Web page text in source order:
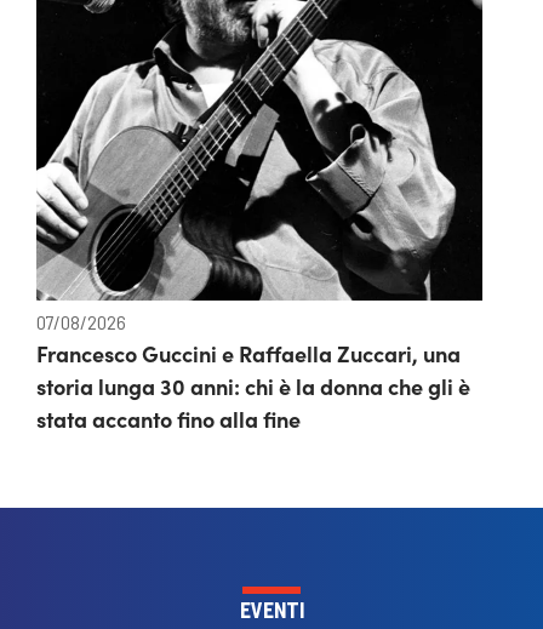
07/08/2026
Francesco Guccini e Raffaella Zuccari, una
storia lunga 30 anni: chi è la donna che gli è
stata accanto fino alla fine
EVENTI